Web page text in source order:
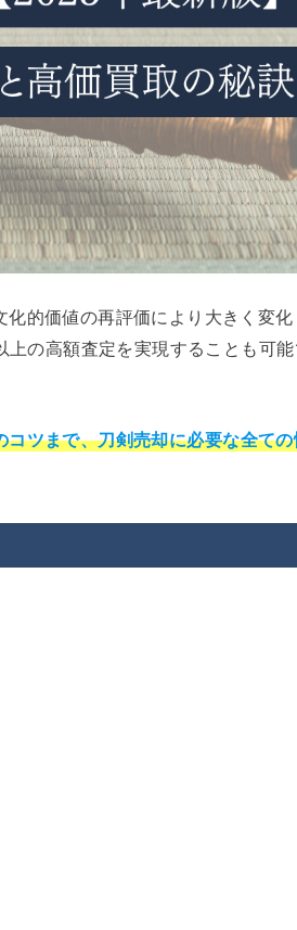
的価値の再評価により大きく変化
上の高額査定を実現することも可
コツまで、刀剣売却に必要な全ての